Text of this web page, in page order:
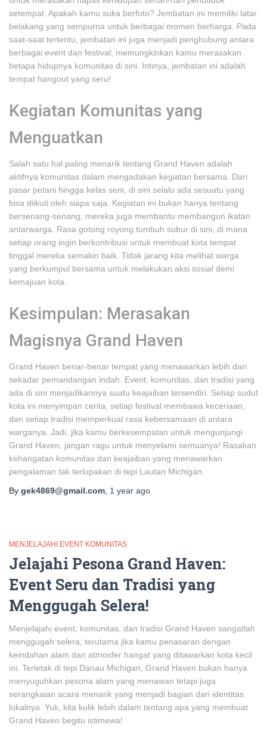
setempat. Apakah kamu suka berfoto? Jembatan ini memiliki latar
belakang yang sempurna untuk berbagai momen berharga. Pada
saat-saat tertentu, jembatan ini juga menjadi penghubung antara
berbagai event dan festival, memungkinkan kamu merasakan
betapa hidupnya komunitas di sini. Intinya, jembatan ini adalah
tempat hangout yang seru!
Kegiatan Komunitas yang
Menguatkan
Salah satu hal paling menarik tentang Grand Haven adalah
aktifnya komunitas dalam mengadakan kegiatan bersama. Dari
pasar petani hingga kelas seni, di sini selalu ada sesuatu yang
bisa diikuti oleh siapa saja. Kegiatan ini bukan hanya tentang
bersenang-senang; mereka juga membantu membangun ikatan
antarwarga. Rasa gotong royong tumbuh subur di sini, di mana
setiap orang ingin berkontribusi untuk membuat kota tempat
tinggal mereka semakin baik. Tidak jarang kita melihat warga
yang berkumpul bersama untuk melakukan aksi sosial demi
kemajuan kota.
Kesimpulan: Merasakan
Magisnya Grand Haven
Grand Haven benar-benar tempat yang menawarkan lebih dari
sekadar pemandangan indah. Event, komunitas, dan tradisi yang
ada di sini menjadikannya suatu keajaiban tersendiri. Setiap sudut
kota ini menyimpan cerita, setiap festival membawa keceriaan,
dan setiap tradisi memperkuat rasa kebersamaan di antara
warganya. Jadi, jika kamu berkesempatan untuk mengunjungi
Grand Haven, jangan ragu untuk menyelami semuanya! Rasakan
kehangatan komunitas dan keajaiban yang menawarkan
pengalaman tak terlupakan di tepi Lautan Michigan.
By gek4869@gmail.com 1 year ago
MENJELAJAHI EVENT KOMUNITAS
Jelajahi Pesona Grand Haven:
Event Seru dan Tradisi yang
Menggugah Selera!
Menjelajahi event, komunitas, dan tradisi Grand Haven sangatlah
menggugah selera, terutama jika kamu penasaran dengan
keindahan alam dan atmosfer hangat yang ditawarkan kota kecil
ini. Terletak di tepi Danau Michigan, Grand Haven bukan hanya
menyuguhkan pesona alam yang menawan tetapi juga
serangkaian acara menarik yang menjadi bagian dari identitas
lokalnya. Yuk, kita kulik lebih dalam tentang apa yang membuat
Grand Haven begitu istimewa!